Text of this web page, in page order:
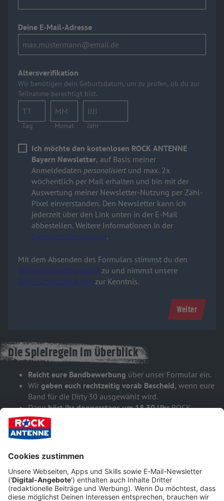
Deine E-Mail-Adresse
Altersverifikation
Wir benötigen dein Geburtsdatum, um zu prüfen, ob du zur
Teilnahme berechtigt bist.
Tag Monat Jahr
Ich möchte den kostenlosen ROCK ANTENNE
Bayern Newsletter, auf Basis meiner
Anmeldedaten personalisiertund max. 2x
wöchentlich per Mail erhalten und bin mit der
Auswertung meiner Newsletter-Nutzung per Zähl-
Pixel einverstanden. Den Newsletter kann ich
jederzeit über den Link unten in der E-Mail
abbestellen. Weitere Informationen in der
Datenschutzerklärung.
Mit dem Absenden des Formulars stimmst du den
Teilnahmebedingungen zu und nimmst unsere
Datenschutzerklärung zur Kenntnis.
Weiter
Die Spielregeln im Überblick
Reicht eure Bandbewerbung über unser Formular ein.
Wir geben euch rechtzeitig vorab Bescheid, wenn eure
Band für die Dirty 30 ausgewählt wird.
Dannhört ihr donnerstags um 18.30 UhrROCK
ANTENNE Bayern.
Sagt natürlich auch euren Freunden, Familie, Nachbarn
Bescheid!
30 Sekunden werden angespielt
Community am Zug: Anrufen auf 08000 80 4000, wenn
ihr mehr wollt!
Wenn die Community für eure Band anruft, ab auf die
Radiobühne mit demSong in voller Länge!